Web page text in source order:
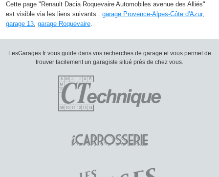
Cette page "Renault Dacia Roquevaire Automobiles avenue des Alliés"
est visible via les liens suivants : garage Provence-Alpes-Côte d'Azur,
garage 13, garage Roquevaire.
LesGarages.fr vous guide dans vos recherches de garage et vous permet de
trouver facilement un garagiste situé près de chez vous.